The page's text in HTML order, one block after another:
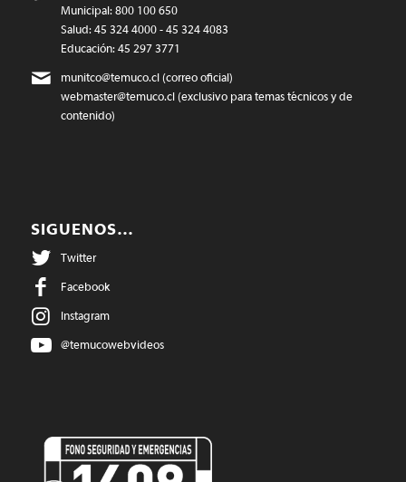
Municipal: 800 100 650
Salud: 45 324 4000 - 45 324 4083
Educación: 45 297 3771
munitco@temuco.cl(correo oficial)
webmaster@temuco.cl(exclusivo para temas técnicos y de
contenido)
SIGUENOS…
Twitter
Facebook
Instagram
@temucowebvideos